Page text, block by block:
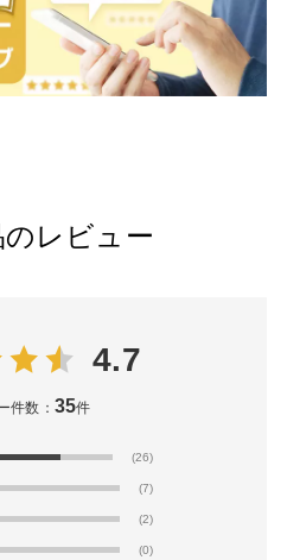
レビュー
4.7
件数： 35件
(26)
(7)
(2)
(0)